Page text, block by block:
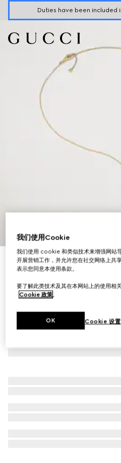
Duties have been included
4
Icon系列18K金GG链条项链
R 44 200
我们使用Cookie
我们使用 cookie 和类似技术来增强网站
开展营销工作，并允许您在社交网络上共
表示您同意本使用条款。
要了解此类技术及其在本网站上的使用相
Cookie 政策。
Cookie 设置
OK